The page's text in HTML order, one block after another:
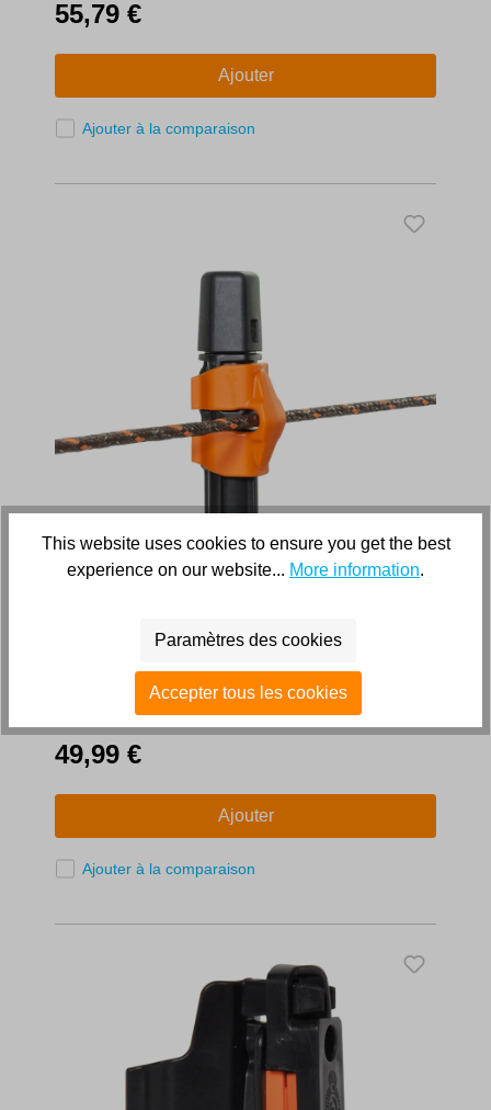
55,79 €
Ajouter
Ajouter à la comparaison
Poteaux en plastique auto-isolants pour les clôtures
permanentes. Aucun isolant séparé n'est nécessaire
Longue durée de vie - jusqu'à 30 ans, avec une garantie de
10 ans.
49,99 €
Ajouter
Ajouter à la comparaison
This website uses cookies to ensure you get the best
experience on our website... More information.
Paramètres des cookies
Accepter tous les cookies